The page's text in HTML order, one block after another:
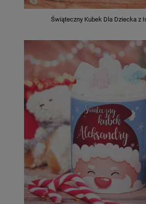
Świąteczny Kubek Dla Dziecka z